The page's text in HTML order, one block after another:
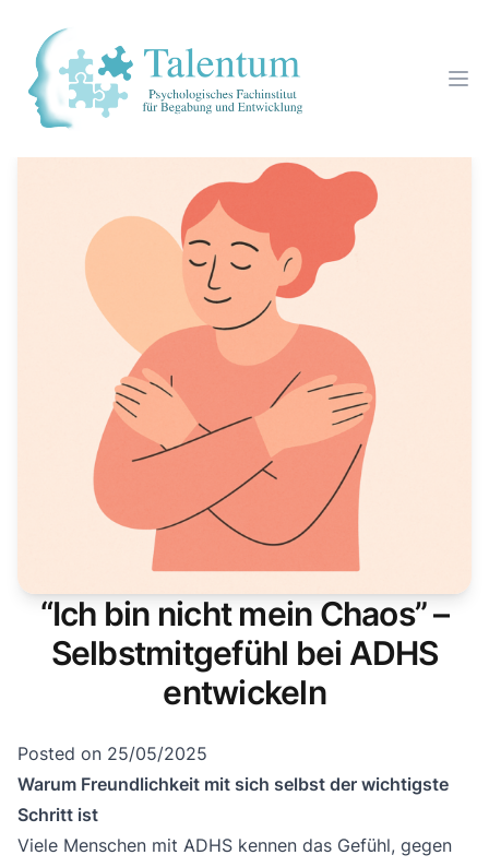
“Ich bin nicht mein Chaos” –
Selbstmitgefühl bei ADHS
entwickeln
Posted on 25/05/2025
Warum Freundlichkeit mit sich selbst der wichtigste
Schritt ist
Viele Menschen mit ADHS kennen das Gefühl, gegen